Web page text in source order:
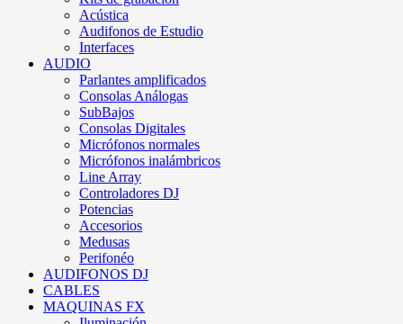
Acústica
Audifonos de Estudio
Interfaces
AUDIO
Parlantes amplificados
Consolas Análogas
SubBajos
Consolas Digitales
Micrófonos normales
Micrófonos inalámbricos
Line Array
Controladores DJ
Potencias
Accesorios
Medusas
Perifonéo
AUDIFONOS DJ
CABLES
MAQUINAS FX